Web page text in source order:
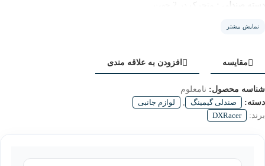
دسته صندلی :
متحرک در 2 جهت
بالشتگ گودی کمر :
نمایش بیشتر
مقایسه افزودن به علاقه مندی
شناسه محصول: نامعلوم
دسته:
صندلی گیمینگ ,
لوازم جانبی
برند:
DXRacer